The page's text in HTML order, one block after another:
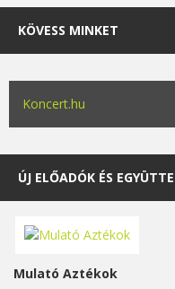
KÖVESS MINKET
Koncert.hu
ÚJ ELŐADÓK ÉS
Mulató Aztékok